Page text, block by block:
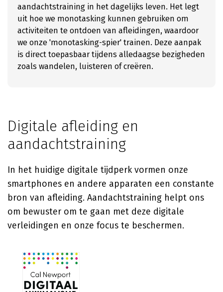
aandachtstraining in het dagelijks leven. Het legt
uit hoe we monotasking kunnen gebruiken om
activiteiten te ontdoen van afleidingen, waardoor
we onze 'monotasking-spier' trainen. Deze aanpak
is direct toepasbaar tijdens alledaagse bezigheden
zoals wandelen, luisteren of creëren.
Digitale afleiding en
aandachtstraining
In het huidige digitale tijdperk vormen onze
smartphones en andere apparaten een constante
bron van afleiding. Aandachtstraining helpt ons
om bewuster om te gaan met deze digitale
verleidingen en onze focus te beschermen.